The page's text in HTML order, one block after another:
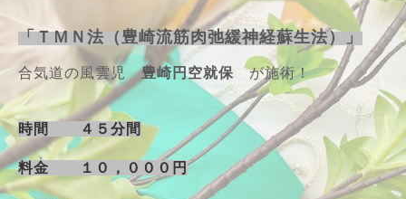
「ＴＭＮ法（豊崎流筋肉弛緩神経蘇生法）」
合気道の風雲児豊崎円空就保 が施術！
時間 ４５分間
料金 １０，０００円